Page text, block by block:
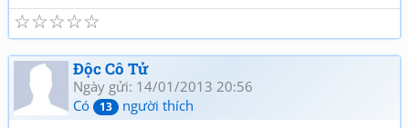
☆
☆
☆
☆
☆
Độc Cô Tử
Ngày gửi: 14/01/2013 20:56
Có
13 người thích